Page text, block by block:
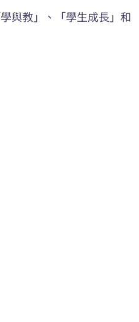
與教」、「學生成長」和